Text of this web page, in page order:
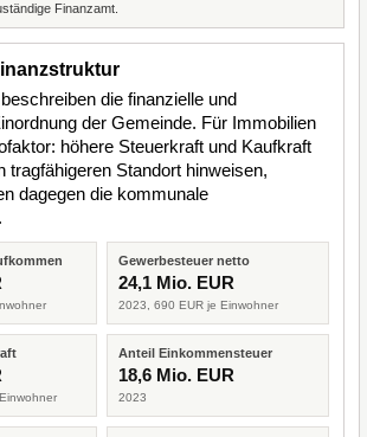
Finanzamt.
die finanzielle und
der Gemeinde. Für Immobilien
höhere Steuerkraft und Kaufkraft
tragfähigeren Standort hinweisen,
dagegen die kommunale
Gewerbesteuer netto
24,1 Mio. EUR
2023, 690 EUR je Einwohner
Anteil Einkommensteuer
18,6 Mio. EUR
2023